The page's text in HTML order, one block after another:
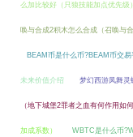
么加比较好（只狼技能加点优先级）
唤与合成2积木怎么合成（召唤与合
BEAM币是什么币?BEAM币交
未来价值介绍 梦幻西游凤舞灵
（地下城堡2罪者之血有何作用如何
加成系数） WBTC是什么币